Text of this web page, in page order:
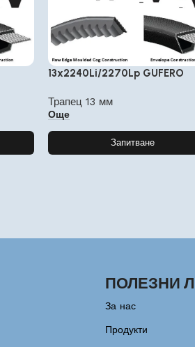
13x2240Li/2270Lp GUFERO
Трапец 13 мм
Още
Запитване
ПОЛЕЗНИ
За нас
Продукти